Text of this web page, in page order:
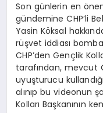
Son günlerin en
gündemine CHP’li
Yasin Köksal
rüşvet iddiası
CHP’den Gençlik
tarafından, mevcut
uyuşturucu
alınıp bu videonun
Kolları Başkanının